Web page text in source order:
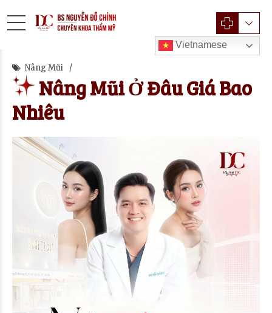
Vietnamese
Nâng Mũi
Nâng Mũi Ở Đâu Giá Bao
Nhiêu